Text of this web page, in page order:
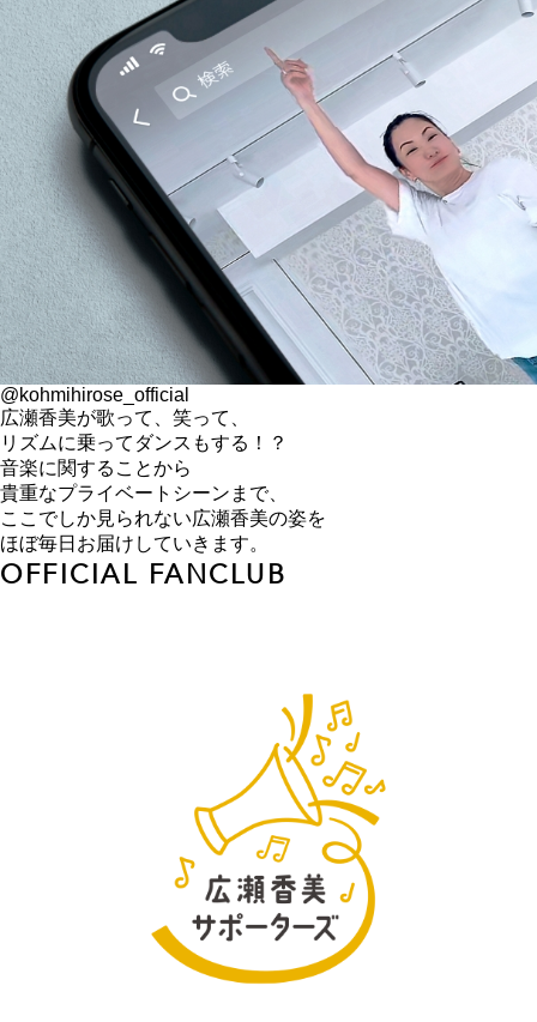
@kohmihirose_official
広瀬香美が歌って、笑って、
リズムに乗ってダンスもする！？
音楽に関することから
貴重なプライベートシーンまで、
ここでしか見られない広瀬香美の姿を
ほぼ毎日お届けしていきます。
OFFICIAL FANCLUB